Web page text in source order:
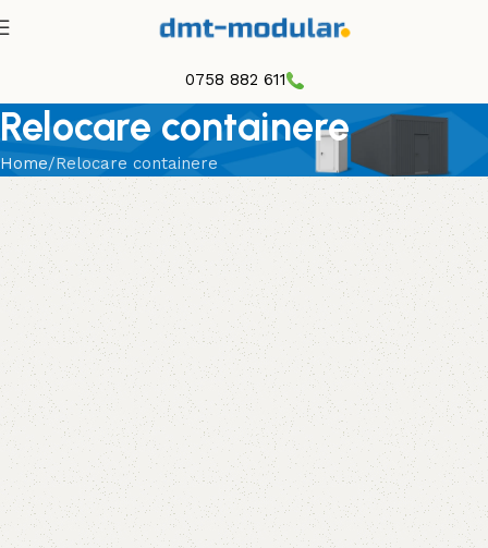
0758 882 611
Relocare containere
Home Relocare containere